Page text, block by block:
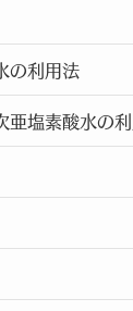
の利用法
亜塩素酸水の